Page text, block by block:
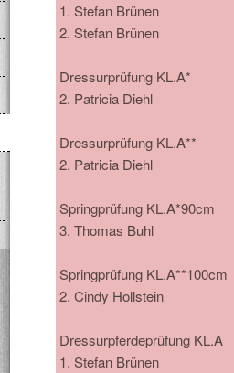
1. Stefan Brünen
2. Stefan Brünen
Dressurprüfung KL.A*
2. Patricia Diehl
Dressurprüfung KL.A**
2. Patricia Diehl
Springprüfung KL.A*90cm
3. Thomas Buhl
Springprüfung KL.A**100cm
2. Cindy Hollstein
Dressurpferdeprüfung KL.A
1. Stefan Brünen